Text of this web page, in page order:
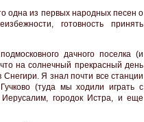
одна из первых народных песен о
готовность принять
дачного поселка (и
на солнечный прекрасный день
Я знал почти все станции
(туда мы ходили играть с
городок Истра, и еще